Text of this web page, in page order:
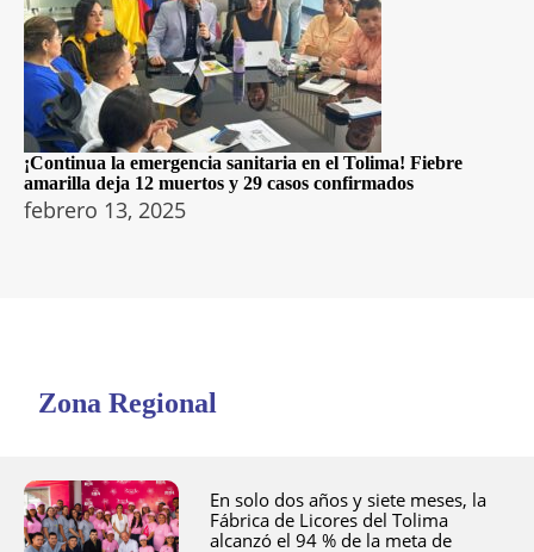
¡Continua la emergencia sanitaria en el Tolima! Fiebre
amarilla deja 12 muertos y 29 casos confirmados
febrero 13, 2025
Zona Regional
En solo dos años y siete meses, la
Fábrica de Licores del Tolima
alcanzó el 94 % de la meta de